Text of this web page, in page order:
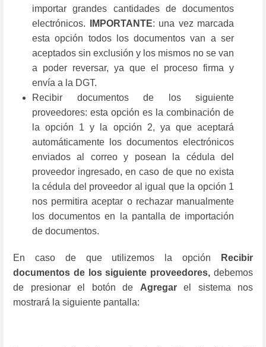
importar grandes cantidades de documentos
electrónicos.
IMPORTANTE: una vez marcada
esta opción todos los documentos van a ser
aceptados sin exclusión y los mismos no se van
a poder reversar, ya que el proceso firma y
envía a la DGT.
Recibir documentos de los siguiente
proveedores: esta opción es la combinación de
la opción 1 y la opción 2, ya que aceptará
automáticamente los documentos electrónicos
enviados al correo y posean la cédula del
proveedor ingresado, en caso de que no exista
la cédula del proveedor al igual que la opción 1
nos permitira aceptar o rechazar manualmente
los documentos en la pantalla de importación
de documentos.
En caso de que utilizemos la opción
Recibir
documentos de los siguiente proveedores, debemos
de presionar el botón de Agregar el sistema nos
mostrará la siguiente pantalla: